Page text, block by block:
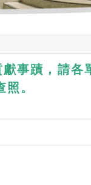
事蹟，請各
。